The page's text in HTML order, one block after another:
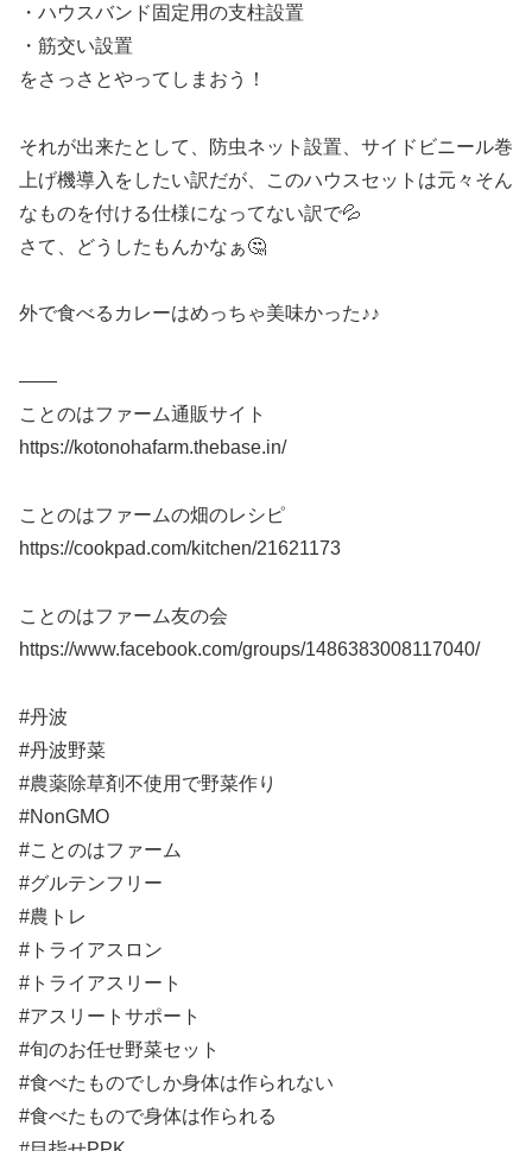
・ハウスバンド固定用の支柱設置
・筋交い設置
をさっさとやってしまおう！
それが出来たとして、防虫ネット設置、サイドビニール巻
上げ機導入をしたい訳だが、このハウスセットは元々そん
なものを付ける仕様になってない訳で💦
さて、どうしたもんかなぁ🤔
外で食べるカレーはめっちゃ美味かった♪♪
——
ことのはファーム通販サイト
https://kotonohafarm.thebase.in/
ことのはファームの畑のレシピ
https://cookpad.com/kitchen/21621173
ことのはファーム友の会
https://www.facebook.com/groups/1486383008117040/
#丹波
#丹波野菜
#農薬除草剤不使用で野菜作り
#NonGMO
#ことのはファーム
#グルテンフリー
#農トレ
#トライアスロン
#トライアスリート
#アスリートサポート
#旬のお任せ野菜セット
#食べたものでしか身体は作られない
#食べたもので身体は作られる